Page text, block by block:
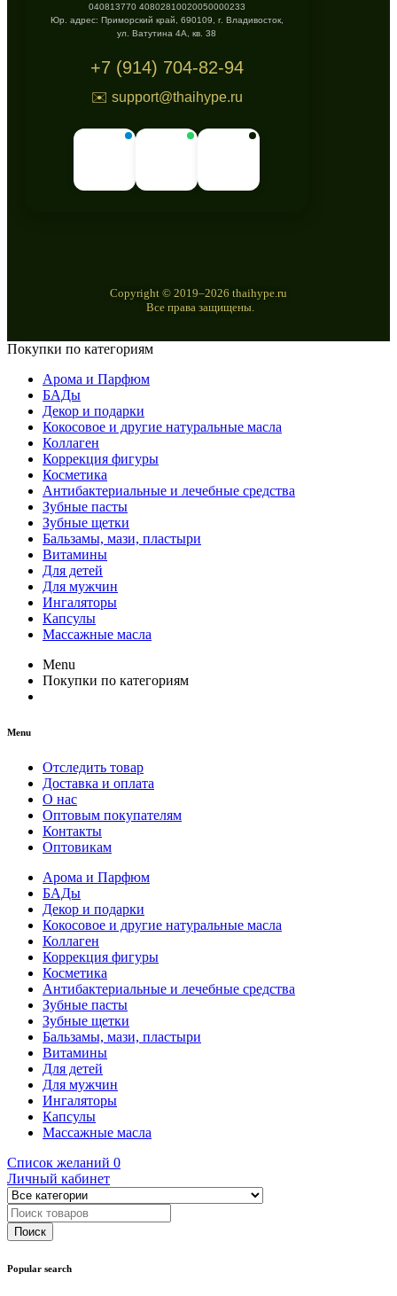
040813770 40802810020050000233
Юр. адрес: Приморский край, 690109, г. Владивосток,
ул. Ватутина 4А, кв. 38
+7 (914) 704-82-94
✉️ support@thaihype.ru
Copyright © 2019–2026 thaihype.ru
Все права защищены.
Покупки по категориям
Арома и Парфюм
БАДы
Декор и подарки
Кокосовое и другие натуральные масла
Коллаген
Коррекция фигуры
Косметика
Антибактериальные и лечебные средства
Зубные пасты
Зубные щетки
Бальзамы, мази, пластыри
Витамины
Для детей
Для мужчин
Ингаляторы
Капсулы
Массажные масла
Menu
Покупки по категориям
Menu
Отследить товар
Доставка и оплата
О нас
Оптовым покупателям
Контакты
Оптовикам
Арома и Парфюм
БАДы
Декор и подарки
Кокосовое и другие натуральные масла
Коллаген
Коррекция фигуры
Косметика
Антибактериальные и лечебные средства
Зубные пасты
Зубные щетки
Бальзамы, мази, пластыри
Витамины
Для детей
Для мужчин
Ингаляторы
Капсулы
Массажные масла
Список желаний 0
Личный кабинет
Popular search